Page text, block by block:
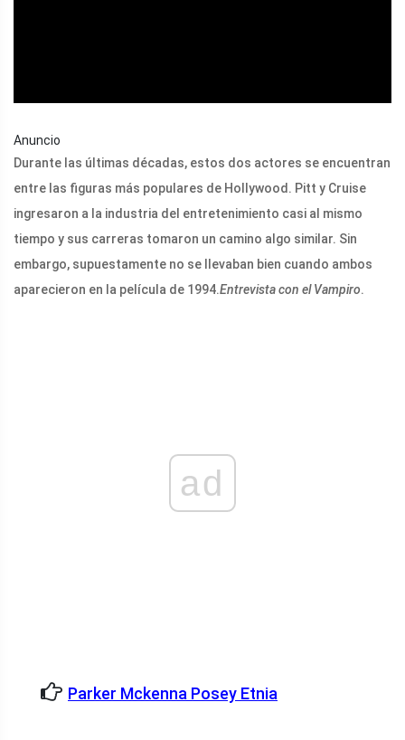
Anuncio
Durante las últimas décadas, estos dos actores se encuentran
entre las figuras más populares de Hollywood. Pitt y Cruise
ingresaron a la industria del entretenimiento casi al mismo
tiempo y sus carreras tomaron un camino algo similar. Sin
embargo, supuestamente no se llevaban bien cuando ambos
aparecieron en la película de 1994.Entrevista con el Vampiro.
ad
Parker Mckenna Posey Etnia